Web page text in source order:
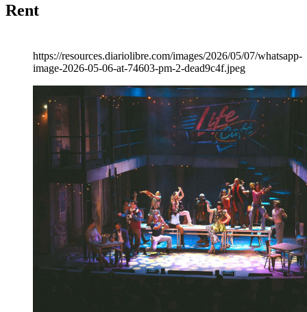
Rent
https://resources.diariolibre.com/images/2026/05/07/whatsapp-
image-2026-05-06-at-74603-pm-2-dead9c4f.jpeg